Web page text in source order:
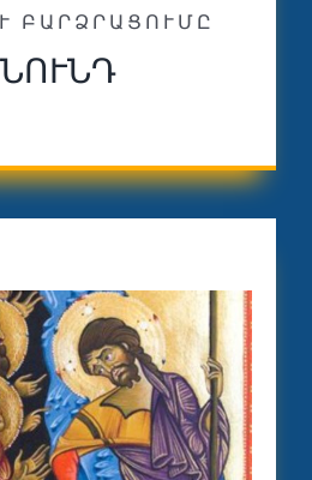
ԲԱՐՁՐԱՑՈՒՄԸ